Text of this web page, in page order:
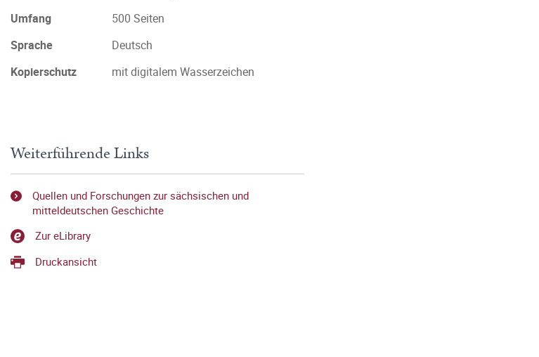
Umfang
500 Seiten
Sprache
Deutsch
Kopierschutz
mit digitalem Wasserzeichen
Weiterführende Links
Quellen und Forschungen zur sächsischen und
mitteldeutschen Geschichte
Zur eLibrary
Druckansicht